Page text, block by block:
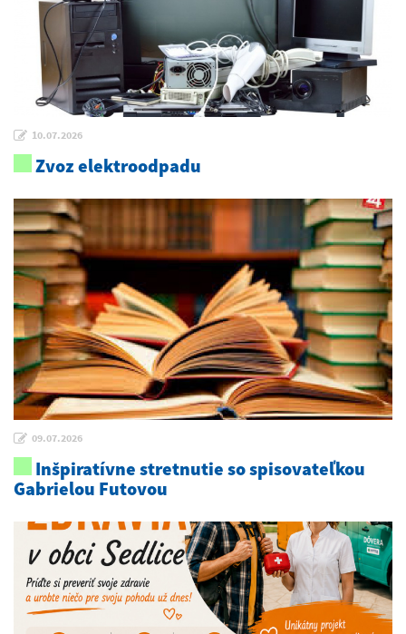
10.07.2026
Zvoz elektroodpadu
09.07.2026
Inšpiratívne stretnutie so spisovateľkou
Gabrielou Futovou